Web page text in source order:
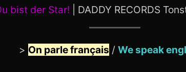
bist der Star! | DADDY RECORDS
> On parle français / We speak